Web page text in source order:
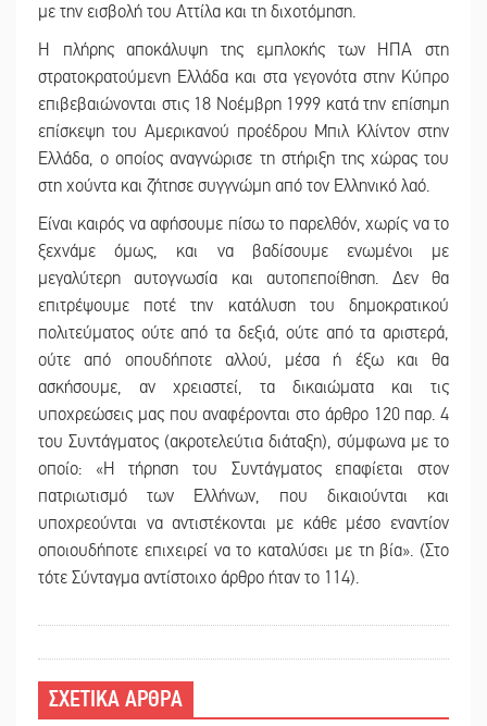
με την εισβολή του Αττίλα και τη διχοτόμηση.
Η πλήρης αποκάλυψη της εμπλοκής των ΗΠΑ στη
στρατοκρατούμενη Ελλάδα και στα γεγονότα στην Κύπρο
επιβεβαιώνονται στις 18 Νοέμβρη 1999 κατά την επίσημη
επίσκεψη του Αμερικανού προέδρου Μπιλ Κλίντον στην
Ελλάδα, ο οποίος αναγνώρισε τη στήριξη της χώρας του
στη χούντα και ζήτησε συγγνώμη από τον Ελληνικό λαό.
Είναι καιρός να αφήσουμε πίσω το παρελθόν, χωρίς να το
ξεχνάμε όμως, και να βαδίσουμε ενωμένοι με
μεγαλύτερη αυτογνωσία και αυτοπεποίθηση. Δεν θα
επιτρέψουμε ποτέ την κατάλυση του δημοκρατικού
πολιτεύματος ούτε από τα δεξιά, ούτε από τα αριστερά,
ούτε από οπουδήποτε αλλού, μέσα ή έξω και θα
ασκήσουμε, αν χρειαστεί, τα δικαιώματα και τις
υποχρεώσεις μας που αναφέρονται στο άρθρο 120 παρ. 4
του Συντάγματος (ακροτελεύτια διάταξη), σύμφωνα με το
οποίο: «Η τήρηση του Συντάγματος επαφίεται στον
πατριωτισμό των Ελλήνων, που δικαιούνται και
υποχρεούνται να αντιστέκονται με κάθε μέσο εναντίον
οποιουδήποτε επιχειρεί να το καταλύσει με τη βία». (Στο
τότε Σύνταγμα αντίστοιχο άρθρο ήταν το 114).
ΣΧΕΤΙΚΑ ΑΡΘΡΑ